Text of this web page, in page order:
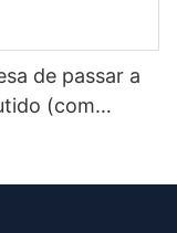
de passar a
(com